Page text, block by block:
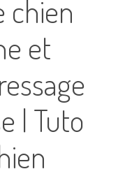
et
| Tuto